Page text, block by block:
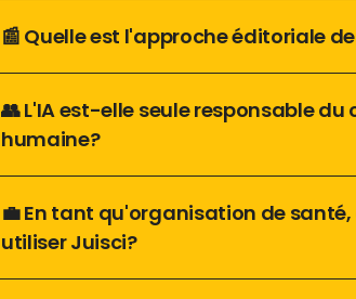
📰 Quelle est l'approche éditoriale
👥 L'IA est-elle seule responsable
humaine?
💼 En tant qu'organisation de
utiliser Juisci?